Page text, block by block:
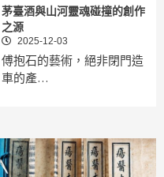
茅臺酒與山河靈魂碰撞的創作
之源
2025-12-03
傅抱石的藝術，絕非閉門造
車的產…